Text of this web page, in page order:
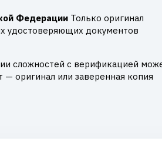
Федерации Только оригинал
удостоверяющих документов
сложностей с верификацией
оригинал или заверенная копия